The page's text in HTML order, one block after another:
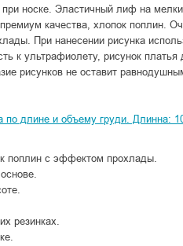
носке. Эластичный лиф на
качества, хлопок поплин.
При нанесении рисунка
к ультрафиолету, рисунок
рисунков не оставит
длине и объему груди. Длинна:
поплин с эффектом прохлады.
резинках.